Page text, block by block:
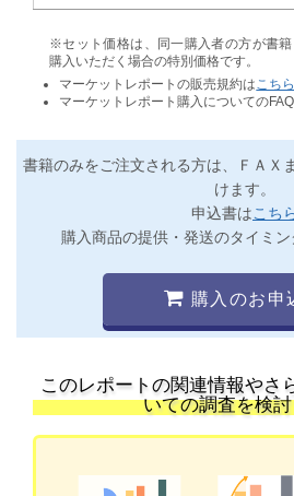
※セット価格は、同一購入者の方が書
購入いただく場合の特別価格です。
マーケットレポートの販売規約は こちら
マーケットレポート購入についての
書籍のみをご注文される方は、ＦＡＸ
けます。
申込書はこち
購入商品の提供・発送のタイミ
購入のお申
このレポートの関連情報やさ
いての調査を検